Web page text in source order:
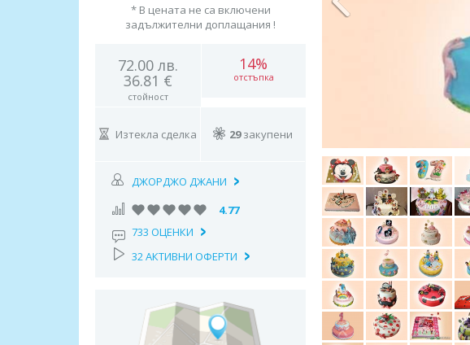
* В цената не са включени
задължителни доплащания !
72.00 лв.
36.81 €
стойност
14%
отстъпка
Изтекла сделка 29закупени
ДЖОРДЖО ДЖАНИ
4.77
733 ОЦЕНКИ
32 АКТИВНИ ОФЕРТИ